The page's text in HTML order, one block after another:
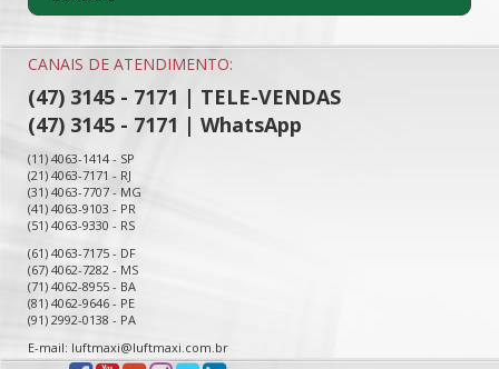
CANAIS DE ATENDIMENTO:
(47) 3145 - 7171 | TELE-VENDAS
(47) 3145 - 7171 | WhatsApp
(11) 4063-1414 - SP
(21) 4063-7171 - RJ
(31) 4063-7707 - MG
(41) 4063-9103 - PR
(51) 4063-9330 - RS
(61) 4063-7175 - DF
(67) 4062-7282 - MS
(71) 4062-8955 - BA
(81) 4062-9646 - PE
(91) 2992-0138 - PA
E-mail: luftmaxi@luftmaxi.com.br